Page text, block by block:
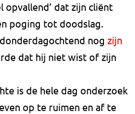
opvallend’ dat zijn cliënt
poging tot doodslag.
nog zijn
dat hij niet wist of zijn
is de hele dag onderzoek
op te ruimen en af te